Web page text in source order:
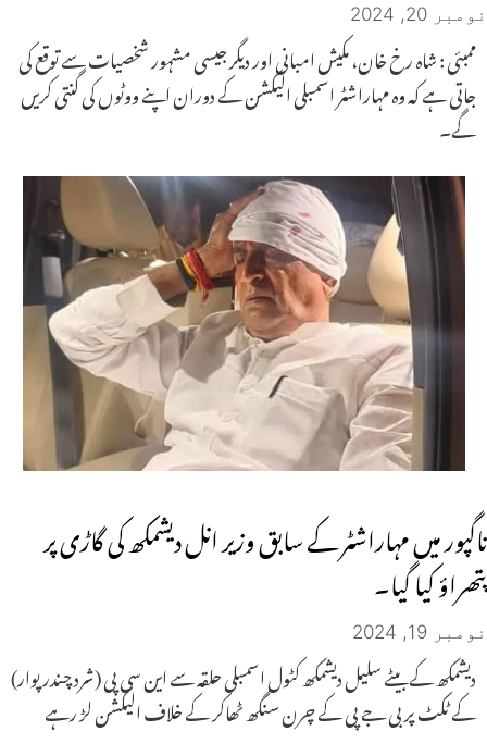
نومبر 20, 2024
ممبئی : شاہ رخ خان، مکیش امبانی اور دیگر جیسی مشہور شخصیات سے توقع کی
جاتی ہے کہ وہ مہاراشٹر اسمبلی الیکشن کے دوران اپنے ووٹوں کی گنتی کریں
گے۔
ناگپور میں مہاراشٹر کے سابق وزیر انل دیشمکھ کی گاڑی پر
پتھراؤ کیا گیا۔
نومبر 19, 2024
دیشمکھ کے بیٹے سلیل دیشمکھ کٹول اسمبلی حلقہ سے این سی پی (شرد چندر پوار)
کے ٹکٹ پر بی جے پی کے چرن سنگھ ٹھاکر کے خلاف الیکشن لڑ رہے